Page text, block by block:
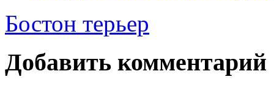
Бостон терьер
Добавить комментарий